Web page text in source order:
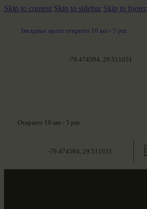
Skip to content Skip to sidebar Skip to footer
Звездные врата открыто 10 am - 5 pm
-79.474594, 29.511651
Открыто 10 am - 5 pm
-79.474594, 29.511651